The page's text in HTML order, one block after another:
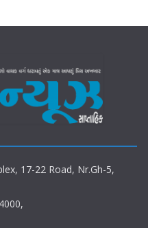
17-22 Road, Nr.Gh-5,